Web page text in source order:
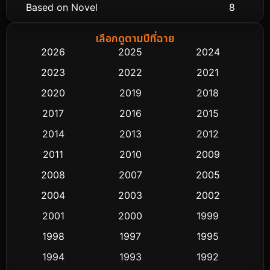
Based on Novel 8
Biography ชีวิตจริง
Classic หนังคลาสสิก
Comedy ตลก 453
Crime อาชญากรรม 530
Cult Film
Dance เต้น
เลือกดูตามปีที่ฉาย
2026 2025
2024
2023
2022
2021
2020
2019
2018
2017
2016
2015
2014
2013
2012
2011
2010
2009
2008
2007
2005
2004
2003
2002
2001
2000
1999
1998
1997
1995
1994
1993
1992